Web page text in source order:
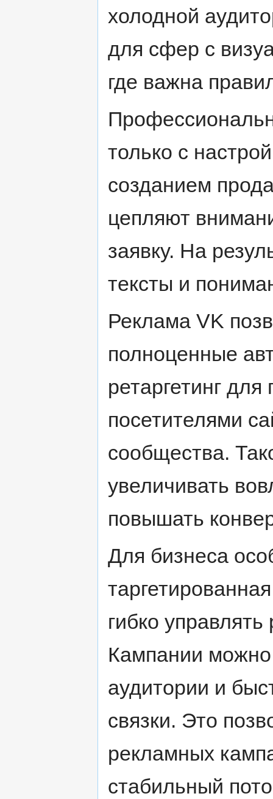
холодной
для сфер с
где важна
только с
созданием
цепляют
заявку. На
тексты и
Реклама VK
полноценные
ретаргетинг
посетителями
сообщества.
увеличивать
повышать
Для бизнеса
гибко
Кампании можно
аудитории и
связки. Это
рекламных
стабильный